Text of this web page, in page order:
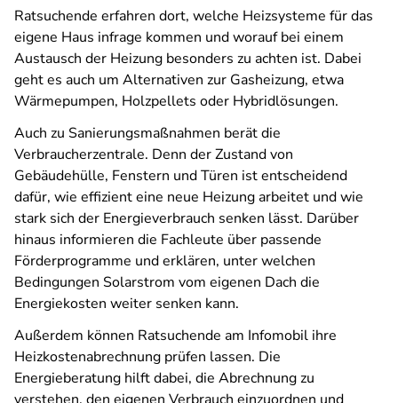
Ratsuchende erfahren dort, welche Heizsysteme für das
eigene Haus infrage kommen und worauf bei einem
Austausch der Heizung besonders zu achten ist. Dabei
geht es auch um Alternativen zur Gasheizung, etwa
Wärmepumpen, Holzpellets oder Hybridlösungen.
Auch zu Sanierungsmaßnahmen berät die
Verbraucherzentrale. Denn der Zustand von
Gebäudehülle, Fenstern und Türen ist entscheidend
dafür, wie effizient eine neue Heizung arbeitet und wie
stark sich der Energieverbrauch senken lässt. Darüber
hinaus informieren die Fachleute über passende
Förderprogramme und erklären, unter welchen
Bedingungen Solarstrom vom eigenen Dach die
Energiekosten weiter senken kann.
Außerdem können Ratsuchende am Infomobil ihre
Heizkostenabrechnung prüfen lassen. Die
Energieberatung hilft dabei, die Abrechnung zu